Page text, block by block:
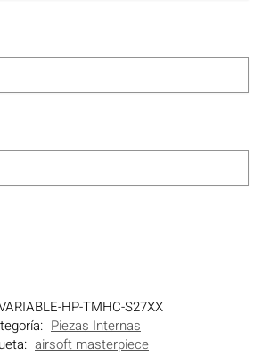
HP-TMHC-S27XX
Piezas Internas
airsoft masterpiece